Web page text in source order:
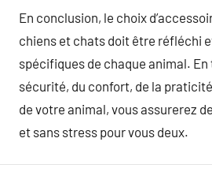
En conclusion, le choix
chiens et chats doit être réfléchi
spécifiques de chaque animal.
sécurité, du confort, de la
de votre animal, vous assurerez
et sans stress pour vous deux.